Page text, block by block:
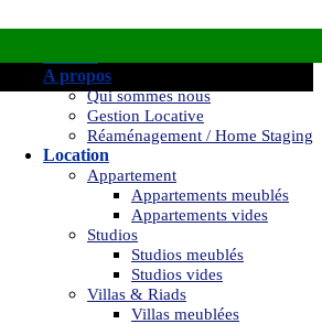
A propos
Qui sommes nous
Gestion Locative
Réaménagement / Home Staging
Location
Appartement
Appartements meublés
Appartements vides
Studios
Studios meublés
Studios vides
Villas & Riads
Villas meublées